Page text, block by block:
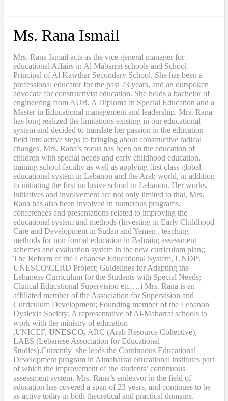
Ms. Rana Ismail
Mrs. Rana Ismail acts as the vice general manager for
educational Affairs in Al Mabarrat schools and School
Principal of Al Kawthar Secondary School. She has been a
professional educator for the past 23 years, and an outspoken
advocate for constructivist education. She holds a bachelor of
engineering from AUB, A Diploma in Special Education and a
Master in Educational management and leadership. Mrs. Rana
has long realized the limitations existing in our educational
system and decided to translate her passion in the education
field into active steps to bringing about constructive radical
changes. Mrs. Rana’s focus has been on the education of
children with special needs and early childhood education,
training school faculty as well as applying first class global
educational system in Lebanon and the Arab world, in addition
to initiating the first inclusive school in Lebanon. Her works,
initiatives and involvement are not only limited to that, Mrs.
Rana has also been involved in numerous programs,
conferences and presentations related to improving the
educational system and methods (Investing in Early Childhood
Care and Development in Sudan and Yemen , teaching
methods for non formal education in Bahrain; assessment
schemes and evaluation system in the new curriculum plan;;
The Reform of the Lebanese Educational System, UNDP\
UNESCO\CERD Project; Guidelines for Adapting the
Lebanese Curriculum for the Students with Special Needs;
Clinical Educational Supervision etc….) Mrs. Rana is an
affiliated member of the Association for Supervision and
Curriculum Development; Founding member of the Lebanon
Dyslexia Society; A representative of Al-Mabarrat schools to
work with the ministry of education
,UNICEF, UNESCO, ARC (Arab Resource Collective),
LAES (Lebanese Association for Educational
Studies).Currently she leads the Continuous Educational
Development program in Almabarrat educational institutes part
of which the improvement of the students’ continuous
assessment system. Mrs. Rana’s endeavor in the field of
education has covered a span of 23 years, and continues to be
as active today in both theoretical and practical domains.